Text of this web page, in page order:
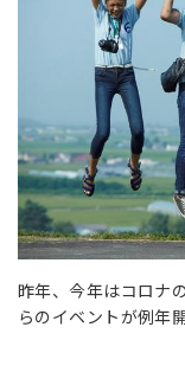
昨年、今年はコロナ
らのイベントが例年